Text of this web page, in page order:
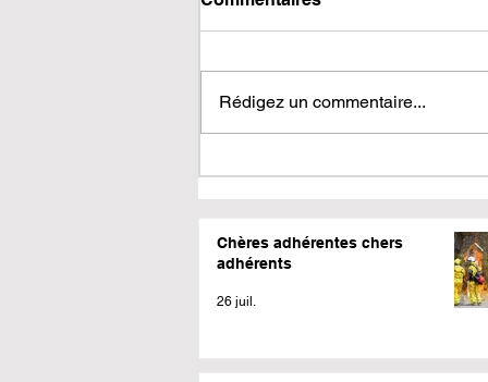
Rédigez un commentaire...
Chères adhérentes chers
adhérents
26 juil.